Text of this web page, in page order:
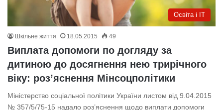
Освіта і IT
Шкільне життя 18.05.2015 49
Виплата допомоги по догляду за
дитиною до досягнення нею трирічного
віку: роз’яснення Мінсоцполітики
Міністерство соціальної політики України листом від 9.04.2015
№ 357/5/75-15 надало роз’яснення щодо виплати допомоги